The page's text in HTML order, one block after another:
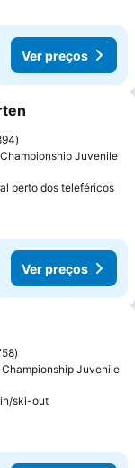
Ver preços
favoritos
Juvenile
perto dos teleféricos
Ver preços
favoritos
Juvenile
ski-out